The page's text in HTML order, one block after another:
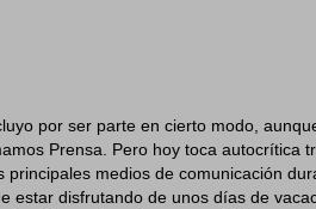
por ser parte en cierto modo,
Prensa. Pero hoy toca autocrítica
medios de comunicación
estar disfrutando de unos días de